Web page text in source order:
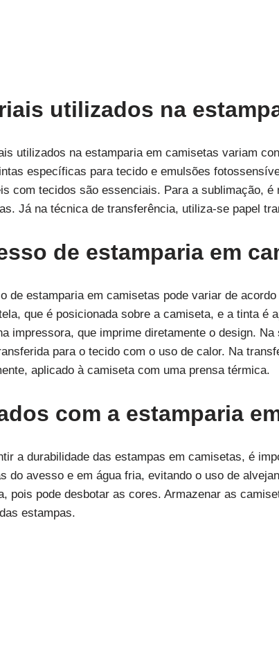
utilizados na
utilizados na estamparia em camisetas variam
específicas para tecido e emulsões
com tecidos são essenciais. Para a sublimação,
Já na técnica de transferência, utiliza-se papel
de estamparia em
de estamparia em camisetas pode variar de
que é posicionada sobre a camiseta, e a tinta
impressora, que imprime diretamente o design.
para o tecido com o uso de calor. Na
aplicado à camiseta com uma prensa térmica.
com a estamparia
a durabilidade das estampas em camisetas, é
do avesso e em água fria, evitando o uso de
pois pode desbotar as cores. Armazenar as
estampas.